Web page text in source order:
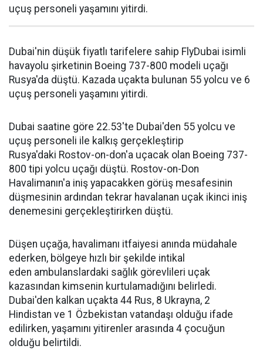
uçuş personeli yaşamını yitirdi.
Dubai'nin düşük fiyatlı tarifelere sahip FlyDubai isimli
havayolu şirketinin Boeing 737-800 modeli uçağı
Rusya'da düştü. Kazada uçakta bulunan 55 yolcu ve 6
uçuş personeli yaşamını yitirdi.
Dubai saatine göre 22.53'te Dubai'den 55 yolcu ve
uçuş personeli ile kalkış gerçekleştirip
Rusya'daki Rostov-on-don'a uçacak olan Boeing 737-
800 tipi yolcu uçağı düştü. Rostov-on-Don
Havalimanın'a iniş yapacakken görüş mesafesinin
düşmesinin ardından tekrar havalanan uçak ikinci iniş
denemesini gerçekleştirirken düştü.
Düşen uçağa, havalimanı itfaiyesi anında müdahale
ederken, bölgeye hızlı bir şekilde intikal
eden ambulanslardaki sağlık görevlileri uçak
kazasından kimsenin kurtulamadığını belirledi.
Dubai'den kalkan uçakta 44 Rus, 8 Ukrayna, 2
Hindistan ve 1 Özbekistan vatandaşı olduğu ifade
edilirken, yaşamını yitirenler arasında 4 çocuğun
olduğu belirtildi.